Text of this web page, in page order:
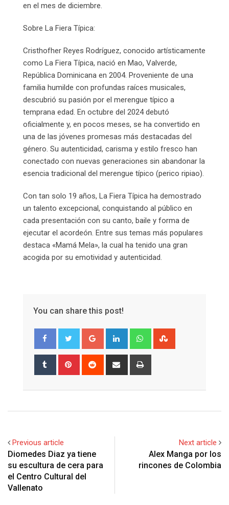
en el mes de diciembre.
Sobre La Fiera Típica:
Cristhofher Reyes Rodríguez, conocido artísticamente
como La Fiera Típica, nació en Mao, Valverde,
República Dominicana en 2004. Proveniente de una
familia humilde con profundas raíces musicales,
descubrió su pasión por el merengue típico a
temprana edad. En octubre del 2024 debutó
oficialmente y, en pocos meses, se ha convertido en
una de las jóvenes promesas más destacadas del
género. Su autenticidad, carisma y estilo fresco han
conectado con nuevas generaciones sin abandonar la
esencia tradicional del merengue típico (perico ripiao).
Con tan solo 19 años, La Fiera Típica ha demostrado
un talento excepcional, conquistando al público en
cada presentación con su canto, baile y forma de
ejecutar el acordeón. Entre sus temas más populares
destaca «Mamá Mela», la cual ha tenido una gran
acogida por su emotividad y autenticidad.
You can share this post!
Google+ LinkedIn Whatsapp
Tumblr Pinterest Reddit
Share
Previous article
Diomedes Diaz ya tiene
su escultura de cera para
el Centro Cultural del
Vallenato
Next article
Alex Manga por los
rincones de Colombia